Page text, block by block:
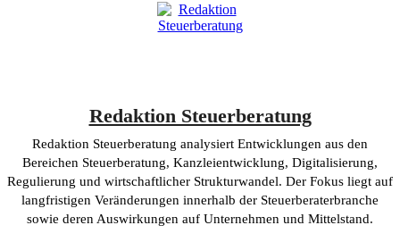
Redaktion Steuerberatung
Redaktion Steuerberatung analysiert Entwicklungen aus den
Bereichen Steuerberatung, Kanzleientwicklung, Digitalisierung,
Regulierung und wirtschaftlicher Strukturwandel. Der Fokus liegt auf
langfristigen Veränderungen innerhalb der Steuerberaterbranche
sowie deren Auswirkungen auf Unternehmen und Mittelstand.